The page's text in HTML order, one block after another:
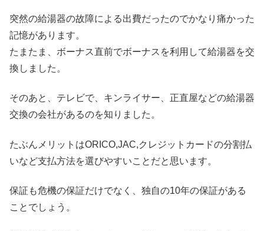
突然の給湯器の故障による出費だったのでかなり痛かった
記憶があります。
たまたま、ボーナス直前でボーナスを利用して給湯器を交
換しました。
そのあと、テレビで、キンライサー、正直屋などの給湯器
交換の会社があるのを知りました。
たぶんメリットはORICO,JAC,クレジットカードの分割払
いなど支払方法を選びやすいことだと思います。
保証も危機の保証だけでなく、独自の10年の保証がある
ことでしょう。